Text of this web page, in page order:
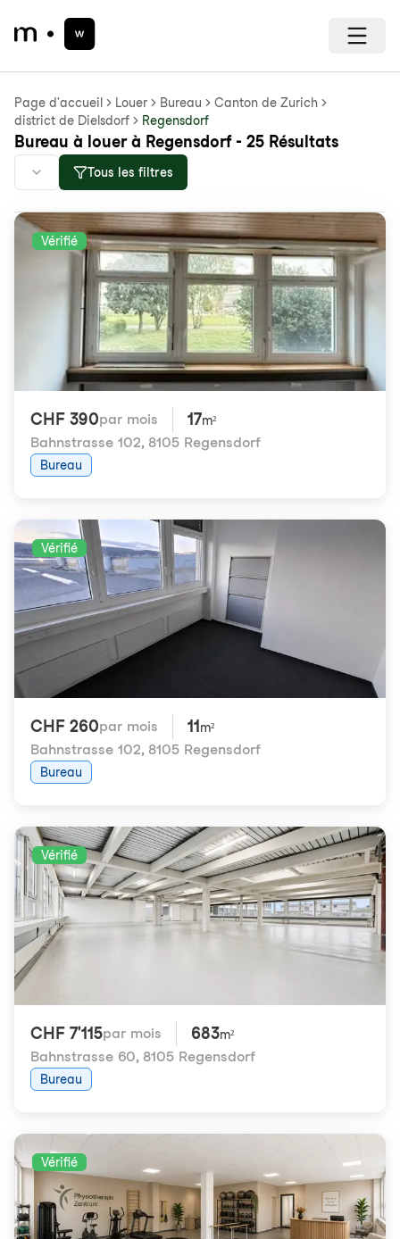
Page d'accueil Louer Bureau
Canton de Zurich
district de Dielsdorf
Regensdorf
Bureau à louer à Regensdorf - 25 Résultats
Tous les filtres
Vérifié
CHF 390par mois 17m²
Bahnstrasse 102, 8105 Regensdorf
Bureau
Vérifié
CHF 260par mois 11 m²
Bahnstrasse 102, 8105 Regensdorf
Bureau
Vérifié
CHF 7'115par mois 683m²
Bahnstrasse 60, 8105 Regensdorf
Bureau
Vérifié